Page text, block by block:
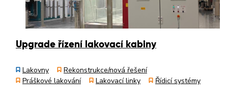
Upgrade řízení lakovací kabiny
Lakovny
Rekonstrukce/nová řešení
Práškové lakování
Lakovací linky Řídicí systémy